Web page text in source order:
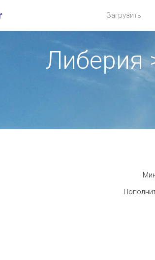
Загрузить
Либерия